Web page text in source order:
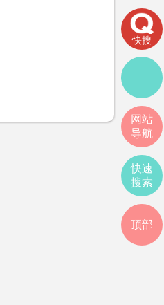
快搜
网站
导航
快速
搜索
顶部